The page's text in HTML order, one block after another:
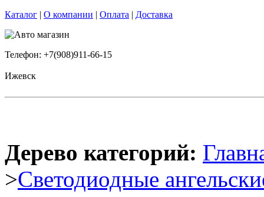
Каталог | О компании | Оплата | Доставка
Телефон: +7(908)911-66-15
Ижевск
Дерево категорий:
>Светодиодные